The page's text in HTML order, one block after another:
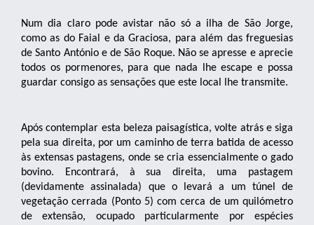
Num dia claro pode avistar não só a ilha de São Jorge,
como as do Faial e da Graciosa, para além das freguesias
de Santo António e de São Roque. Não se apresse e aprecie
todos os pormenores, para que nada lhe escape e possa
guardar consigo as sensações que este local lhe transmite.
Após contemplar esta beleza paisagística, volte atrás e siga
pela sua direita, por um caminho de terra batida de acesso
às extensas pastagens, onde se cria essencialmente o gado
bovino. Encontrará, à sua direita, uma pastagem
(devidamente assinalada) que o levará a um túnel de
vegetação cerrada (Ponto 5) com cerca de um quilómetro
de extensão, ocupado particularmente por espécies